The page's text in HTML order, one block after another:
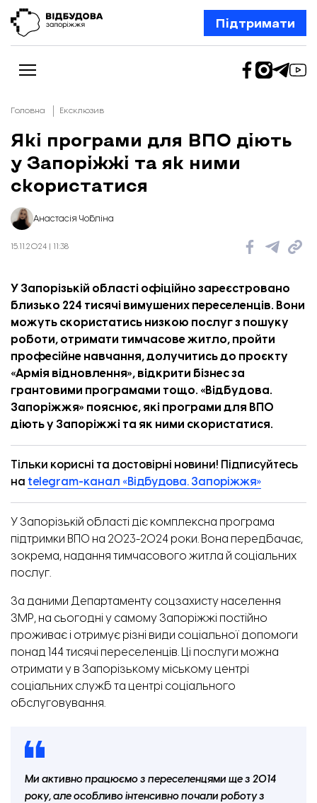
Підтримати
Новини
Відбудова Запоріжжя
Ексклюзив
Бізнес
Шлях додому
Відбудова. Життя
Про нас
Головна Ексклюзив
Які програми для ВПО діють
у Запоріжжі та як ними
скористатися
Анастасія Чобліна
15.11.2024 | 11:38
У Запорізькій області офіційно зареєстровано
близько 224 тисячі вимушених переселенців. Вони
можуть скористатись низкою послуг з пошуку
роботи, отримати тимчасове житло, пройти
професійне навчання, долучитись до проєкту
«Армія відновлення», відкрити бізнес за
грантовими програмами тощо. «Відбудова.
Запоріжжя» пояснює, які програми для ВПО
діють у Запоріжжі та як ними скористатися.
Тільки корисні та достовірні новини! Підписуйтесь
на telegram-канал «Відбудова. Запоріжжя»
У Запорізькій області діє комплексна програма
підтримки ВПО на 2023-2024 роки. Вона передбачає,
зокрема, надання тимчасового житла й соціальних
послуг.
За даними Департаменту соцзахисту населення
ЗМР, на сьогодні у самому Запоріжжі постійно
проживає і отримує різні види соціальної допомоги
понад 144 тисячі переселенців. Ці послуги можна
отримати у в Запорізькому міському центрі
соціальних служб та центрі соціального
обслуговування.
Ми активно працюємо з переселенцями ще з 2014
року, але особливо інтенсивно почали роботу з